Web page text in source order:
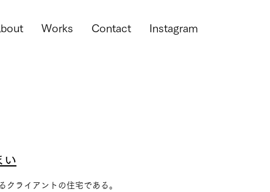
Works Contact Instagram
い
クライアントの住宅である。